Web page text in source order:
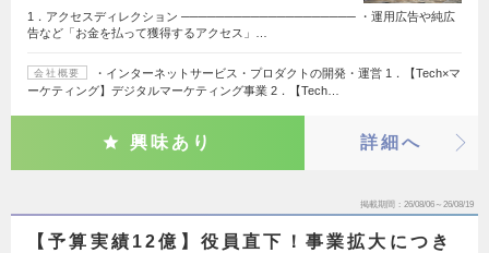
1．アクセスディレクション ──────────────────── ・運用広告や純広
告など「お金を払って獲得するアクセス」…
会社概要
・インターネットサービス・プロダクトの開発・運営 1．【Tech×マ
ーケティング】デジタルマーケティング事業 2．【Tech…
興味あり 詳細へ
掲載期間 26/08/06～26/08/19
【予算実績12億】役員直下！事業拡大につき